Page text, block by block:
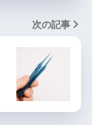
次の記事